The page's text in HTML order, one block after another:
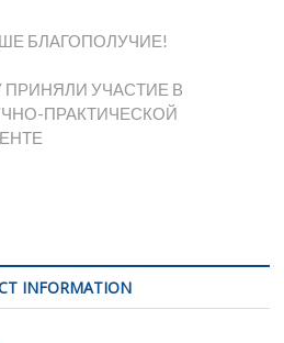
n
er
БЛАГОПОЛУЧИЕ!
УЧАСТИЕ В
ПРАКТИЧЕСКОЙ
INFORMATION